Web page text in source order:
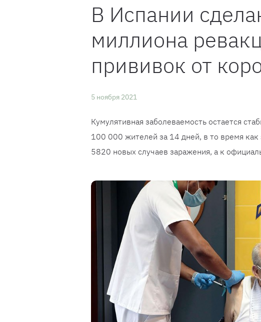
В Испании
миллиона
прививок от
5 ноября 2021
Кумулятивная заболеваемость остается
100 000 жителей за 14 дней, в то время
5820 новых случаев заражения, а к